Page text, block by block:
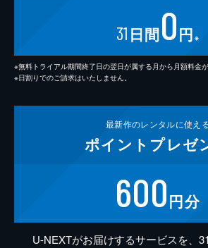
31 日間0円 ※
※無料トライアル期間終了日の翌日が属する月から月額料金が
※日割りでのご請求はいたしません。
最新作のレンタルに使え
ポイント プレゼ
600円分
U-NEXTがお届けするサービスを、